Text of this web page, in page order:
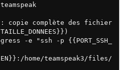
copie complète des fichier
-e "ssh -p {{PORT_SSH_